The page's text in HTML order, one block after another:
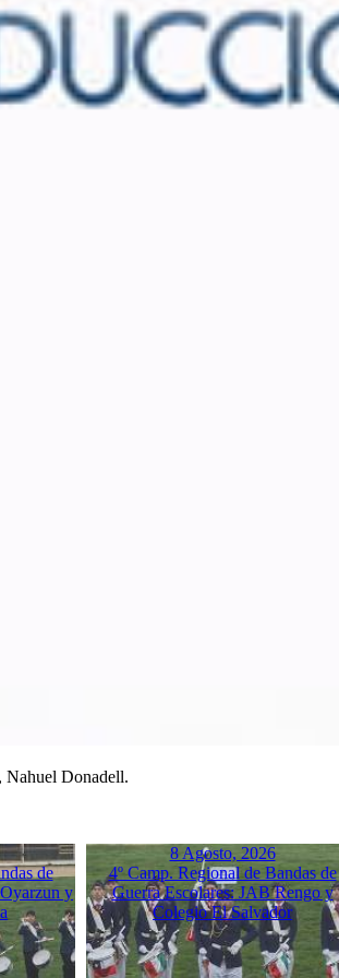
Nahuel Donadell.
de
y
8 Agosto, 2026
4º Camp. Regional de Bandas de
Guerra Escolares: JAB Rengo y
Colegio El Salvador